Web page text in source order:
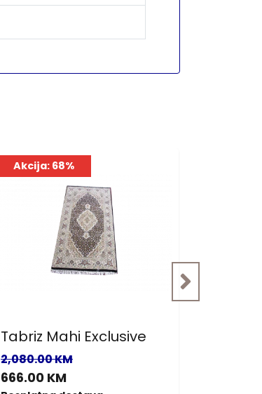
Akcija: 68%
Tabriz Mahi Exclusive
2,080.00 KM
666.00 KM